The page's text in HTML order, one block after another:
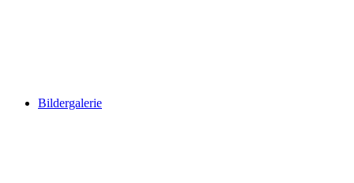
Bildergalerie